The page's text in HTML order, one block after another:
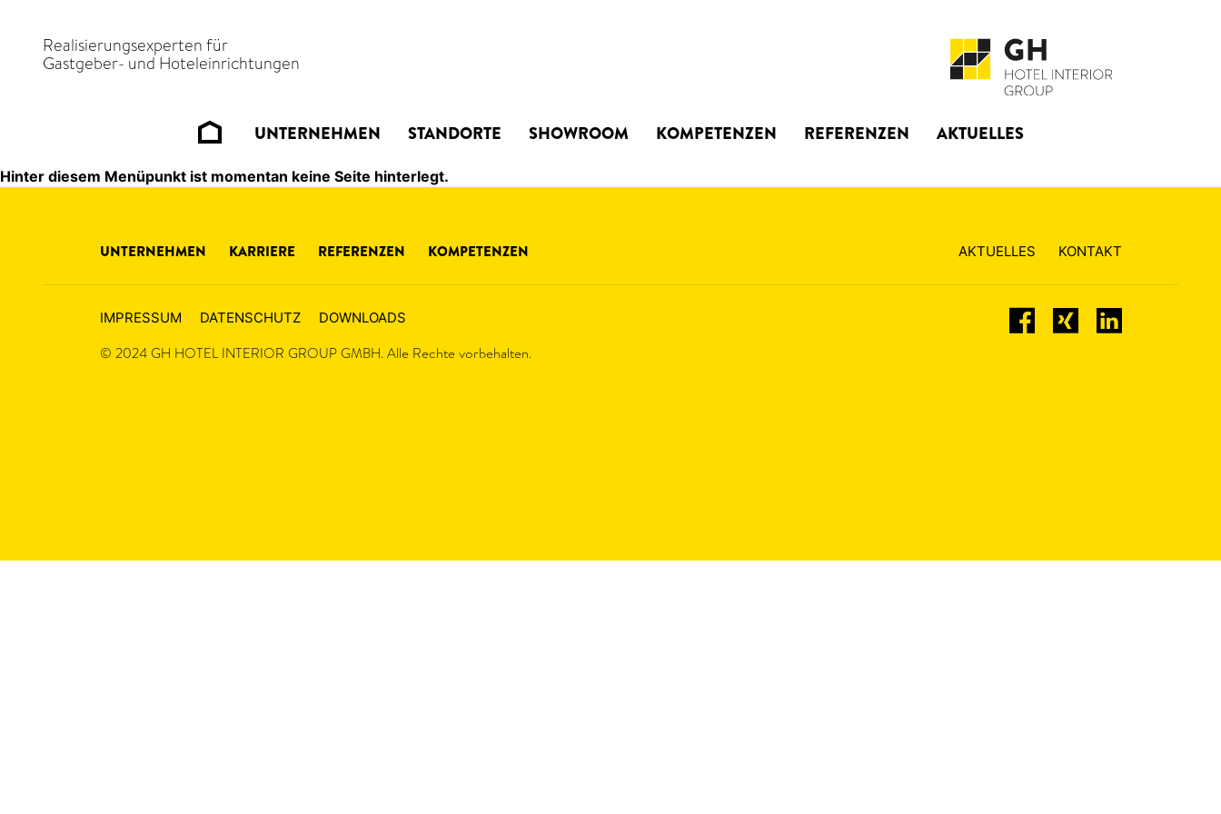
Realisierungsexperten für
Gastgeber- und Hoteleinrichtungen
UNTERNEHMEN STANDORTE SHOWROOM KOMPETENZEN REFERENZEN AKTUELLES
Hinter diesem Menüpunkt ist momentan keine Seite hinterlegt.
UNTERNEHMEN KARRIERE REFERENZEN KOMPETENZEN AKTUELLES KONTAKT
IMPRESSUM DATENSCHUTZ DOWNLOADS
© 2024 GH HOTEL INTERIOR GROUP GMBH. Alle Rechte vorbehalten.